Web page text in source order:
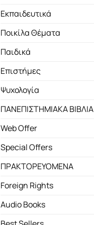
Εκπαιδευτικά
Ποικίλα Θέματα
Παιδικά
Επιστήμες
Ψυχολογία
ΠΑΝΕΠΙΣΤΗΜΙΑΚΑ ΒΙΒΛΙΑ
Web Offer
Special Offers
ΠΡΑΚΤΟΡΕΥΟΜΕΝΑ
Foreign Rights
Audio Books